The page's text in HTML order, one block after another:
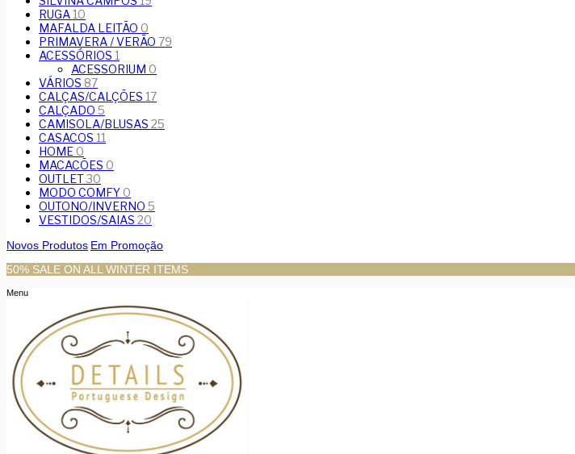
RUGA 10
MAFALDA LEITÃO 0
PRIMAVERA / VERÃO 79
ACESSÓRIOS 1
ACESSORIUM 0
VÁRIOS 87
CALÇAS/CALÇÕES 17
CALÇADO 5
CAMISOLA/BLUSAS 25
CASACOS 11
HOME 0
MACACÕES 0
OUTLET30
MODO COMFY 0
OUTONO/INVERNO 5
VESTIDOS/SAIAS 20
Novos Produtos Em Promoção
50% SALE ON ALL WINTER ITEMS
Menu